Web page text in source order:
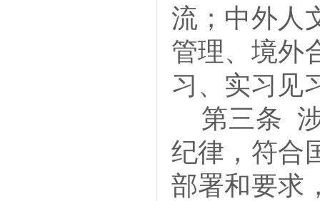
流；中外人
管理、境外
习、实习见
第三条
纪律，符合
部署和要求